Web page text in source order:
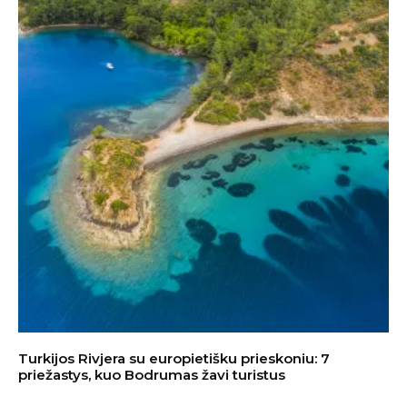
Turkijos Rivjera su europietišku prieskoniu: 7
priežastys, kuo Bodrumas žavi turistus